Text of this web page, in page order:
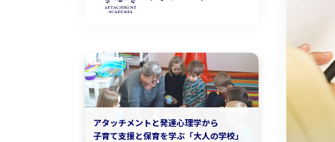
アタッチメントと発達心理学から
子育て支援と保育を学ぶ「大人の学校」